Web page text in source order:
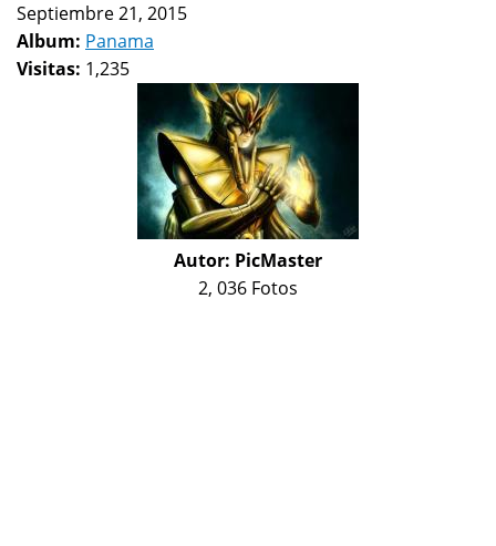
Septiembre 21, 2015
Album: Panama
Visitas: 1,235
Autor: PicMaster
2, 036 Fotos